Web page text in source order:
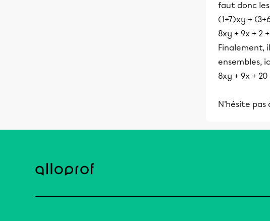
faut donc
(1+7)xy +
8xy + 9x + 2 +
Finalement,
ensembles,
8xy + 9x + 20
N'hésite pas